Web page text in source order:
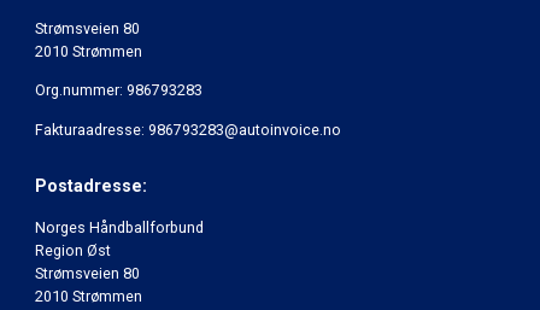
Strømsveien 80
2010 Strømmen
Org.nummer: 986793283
Fakturaadresse: 986793283@autoinvoice.no
Postadresse:
Norges Håndballforbund
Region Øst
Strømsveien 80
2010 Strømmen